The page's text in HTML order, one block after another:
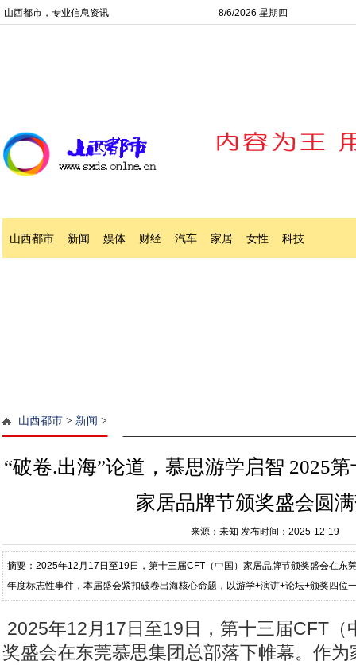
山西都市，专业信息资讯 8/6/2026 星期四
山西都市 新闻 娱体 财经 汽车 家居 女性 科技
山西都市 > 新闻 >
“破卷.出海”论道，慕思游学启智 2025
家居品牌节颁奖盛会圆
来源：未知 发布时间：2025-12-19
摘要：2025年12月17日至19日，第十三届CFT（中国）家居品牌节颁奖盛会在东
年度标志性事件，本届盛会紧扣破卷出海核心命题，以游学+演讲+论坛+颁奖四位
2025年12月17日至19日，第十三届CFT（
奖盛会在东莞慕思集团总部落下帷幕。作